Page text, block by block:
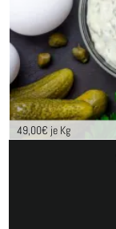
49,00€ je Kg